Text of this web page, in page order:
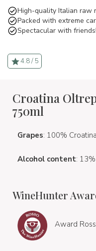
High-quality Italian raw
Packed with extreme
Spectacular with friends!
4.8 / 5
Croatina
750ml
Grapes: 100% Croatina
Alcohol content: 13%
WineHunter
Award